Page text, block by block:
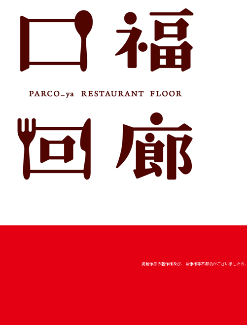
掲載作品の著作権及び、 肖像権等不都合がございましたら、